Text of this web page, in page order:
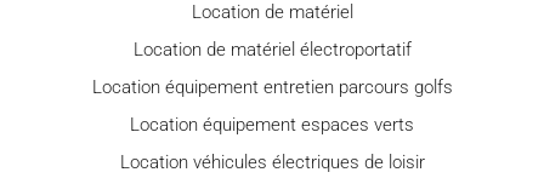
Location de matériel
Location de matériel électroportatif
Location équipement entretien parcours golfs
Location équipement espaces verts
Location véhicules électriques de loisir